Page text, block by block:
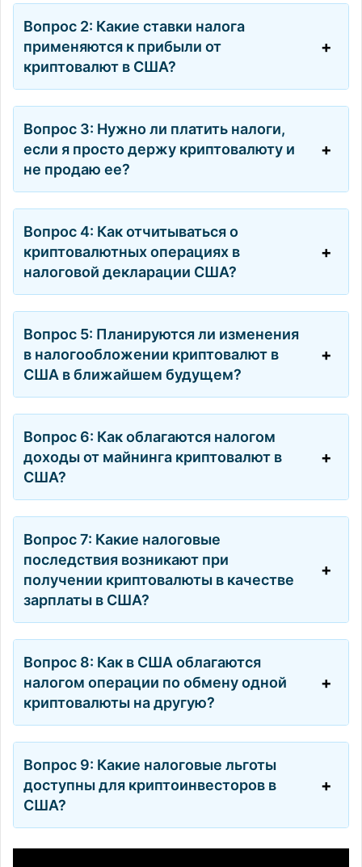
Вопрос 2: Какие ставки налога
применяются к прибыли от
криптовалют в США?
Вопрос 3: Нужно ли платить налоги,
если я просто держу криптовалюту и
не продаю ее?
Вопрос 4: Как отчитываться о
криптовалютных операциях в
налоговой декларации США?
Вопрос 5: Планируются ли изменения
в налогообложении криптовалют в
США в ближайшем будущем?
Вопрос 6: Как облагаются налогом
доходы от майнинга криптовалют в
США?
Вопрос 7: Какие налоговые
последствия возникают при
получении криптовалюты в качестве
зарплаты в США?
Вопрос 8: Как в США облагаются
налогом операции по обмену одной
криптовалюты на другую?
Вопрос 9: Какие налоговые льготы
доступны для криптоинвесторов в
США?